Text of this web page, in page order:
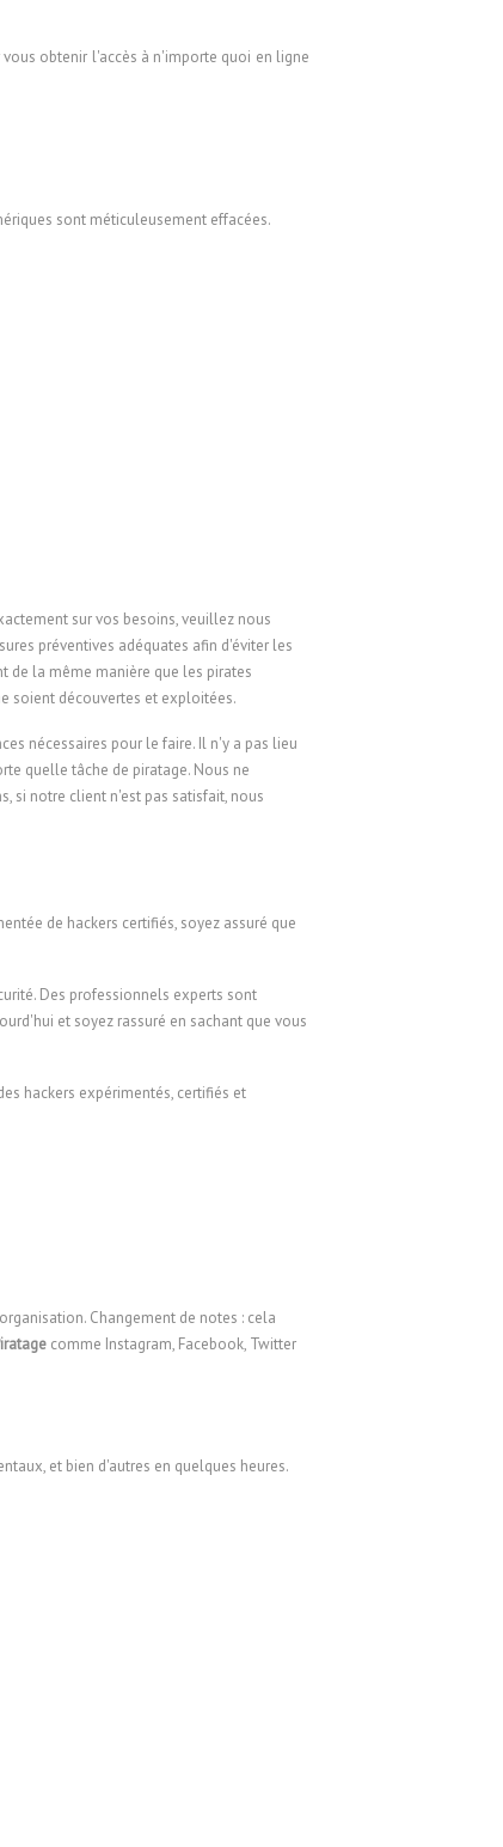
vous obtenir l'accès à n'importe quoi en ligne
sont méticuleusement effacées.
sur vos besoins, veuillez nous
préventives adéquates afin d'éviter les
de la même manière que les pirates
soient découvertes et exploitées.
nécessaires pour le faire. Il n'y a pas lieu
quelle tâche de piratage. Nous ne
si notre client n'est pas satisfait, nous
de hackers certifiés, soyez assuré que
Des professionnels experts sont
et soyez rassuré en sachant que vous
hackers expérimentés, certifiés et
Changement de notes : cela
comme Instagram, Facebook, Twitter
et bien d'autres en quelques heures.